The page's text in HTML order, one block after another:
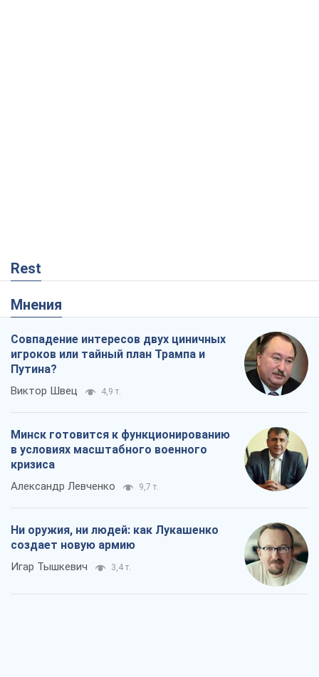
Rest
Мнения
Совпадение интересов двух циничных
игроков или тайный план Трампа и
Путина?
Виктор Швец 4,9 т.
Минск готовится к функционированию
в условиях масштабного военного
кризиса
Александр Левченко 9,7 т.
Ни оружия, ни людей: как Лукашенко
создает новую армию
Игар Тышкевич 3,4 т.